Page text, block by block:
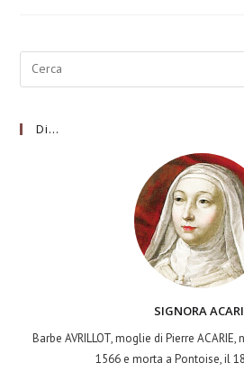
Di…
SIGNORA
Barbe AVRILLOT, moglie di Pierre
1566 e morta a Pontoise, il